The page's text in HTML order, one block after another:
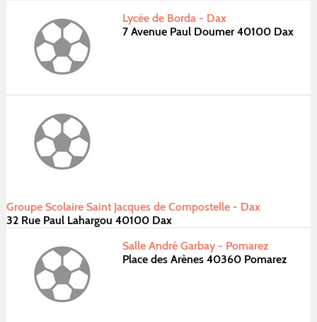
Lycée de Borda - Dax
7 Avenue Paul Doumer 40100 Dax
Groupe Scolaire Saint Jacques de Compostelle - Dax
32 Rue Paul Lahargou 40100 Dax
Salle André Garbay - Pomarez
Place des Arènes 40360 Pomarez